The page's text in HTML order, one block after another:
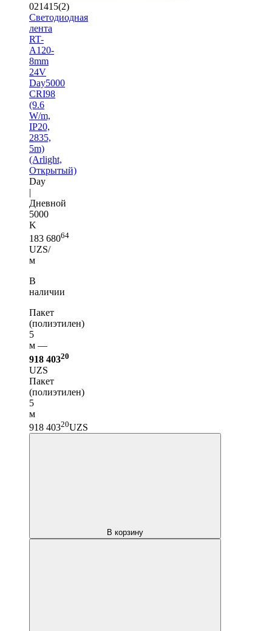
021415(2)
Светодиодная
лента
RT-
A120-
8mm
24V
Day5000
CRI98
(9.6
W/m,
IP20,
2835,
5m)
(Arlight,
Открытый)
Day
|
Дневной
5000
K
183 68064
UZS/
м
В
наличии
Пакет
(полиэтилен)
5
м —
918 40320
UZS
Пакет
(полиэтилен)
5
м
918 40320UZS
В корзину